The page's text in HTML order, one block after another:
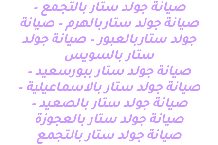
صيانة جولد ستار بالتجمع –
صيانة جولد ستاربالهرم – صيانة
جولد ستاربالعبور – صيانة جولد
ستار بالسويس
صيانة جولد ستار ببورسعيد –
صيانة جولد ستار بالاسماعيلية –
صيانة جولد ستار بالصعيد –
صيانة جولد ستار بالعجوزة
صيانة جولد ستار بالتجمع